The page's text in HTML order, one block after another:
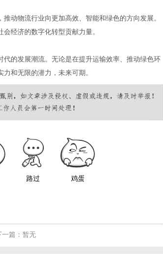
动物流行业向更加高效、智能和绿色的方向发展。
经济的数字化转型贡献力量。
的发展潮流。无论是在提升运输效率、推动绿色环
和无限的潜力，未来可期。
路过 鸡蛋
一篇：暂无